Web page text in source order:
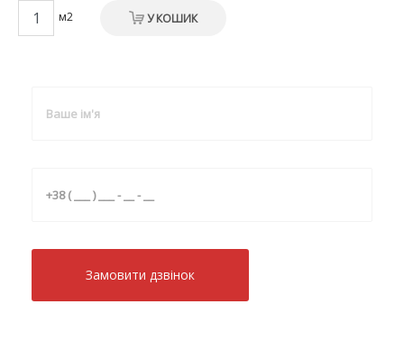
м2 У КОШИК
Замовити дзвiнок